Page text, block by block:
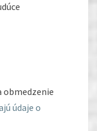
obmedzenie
údaje o